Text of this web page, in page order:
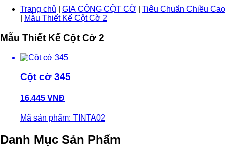
Trang chủ GIA CÔNG CỘT CỜ
Tiêu Chuẩn Chiều Cao
Mẫu Thiết Kế Cột Cờ 2
Mẫu Thiết Kế Cột Cờ 2
Cột cờ 345
16.445 VNĐ
Mã sản phẩm: TINTA02
Danh Mục Sản Phẩm